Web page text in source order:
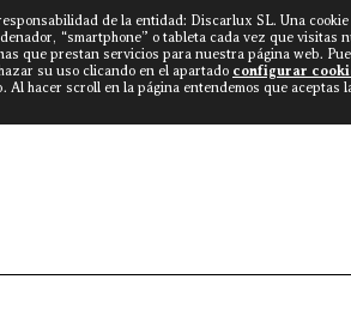
WORLD▼ CONTACTO
de la entidad: Discarlux SL. Una cookie
“smartphone” o tableta cada vez que visitas
que prestan servicios para nuestra página web.
su uso clicando en el apartado configurar
Al hacer scroll en la página entendemos que aceptas